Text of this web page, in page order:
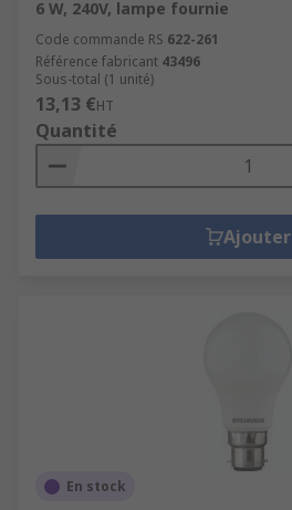
6 W, 240V, lampe fournie
Code commande RS 622-261
Référence fabricant 43496
Sous-total (1 unité)
13,13 €HT
Quantité
Ajouter
En stock